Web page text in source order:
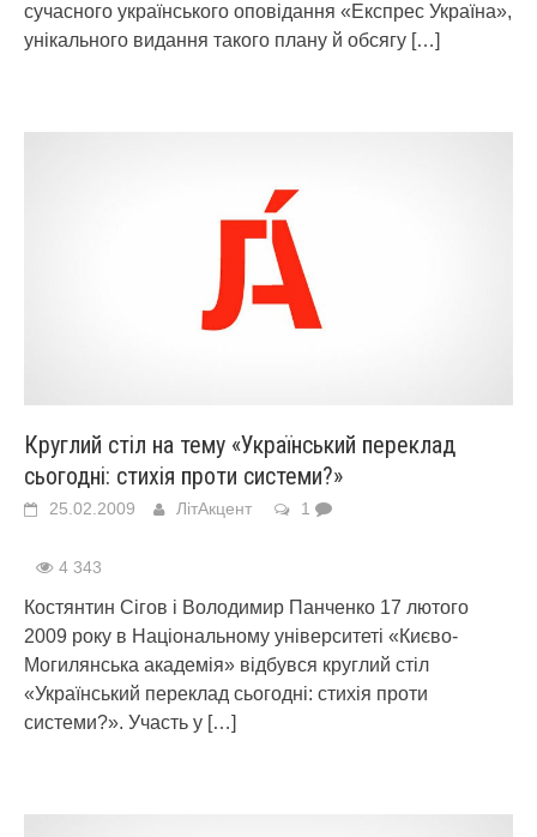
сучасного українського оповідання «Експрес Україна»,
унікального видання такого плану й обсягу […]
Круглий стіл на тему «Український переклад
сьогодні: стихія проти системи?»
25.02.2009 ЛітАкцент 1
4 343
Костянтин Сігов і Володимир Панченко 17 лютого
2009 року в Національному університеті «Києво-
Могилянська академія» відбувся круглий стіл
«Український переклад сьогодні: стихія проти
системи?». Участь у […]